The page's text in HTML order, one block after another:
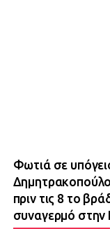
Φωτιά σε
πριν τις 8 το
συναγερμό στην